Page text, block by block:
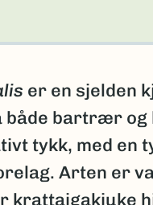
er en sjelden
både bartrær
tykk, med en
Arten er
krattaigakjuke